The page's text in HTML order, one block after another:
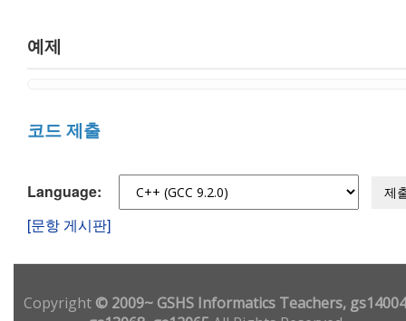
예제
코드 제출
Language: 제
[문항 게시판]
Copyright© 2009~ GSHS Informatics Teachers,